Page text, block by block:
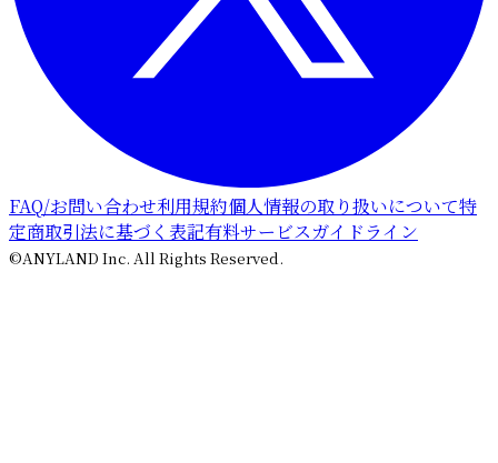
FAQ/お問い合わせ利用規約個人情報の取り扱いについて特
定商取引法に基づく表記有料サービスガイドライン
©ANYLAND Inc. All Rights Reserved.